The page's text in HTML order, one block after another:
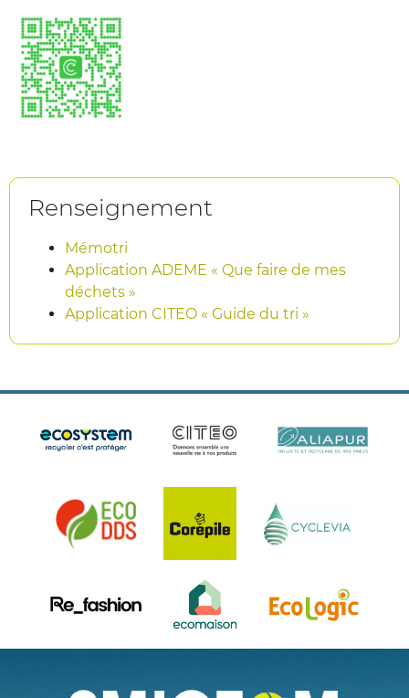
Renseignement
Mémotri
Application ADEME « Que faire de mes
déchets »
Application CITEO « Guide du tri »